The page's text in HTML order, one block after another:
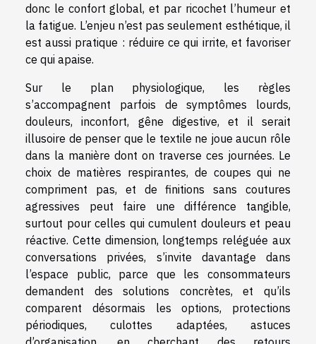
donc le confort global, et par ricochet l’humeur et
la fatigue. L’enjeu n’est pas seulement esthétique, il
est aussi pratique : réduire ce qui irrite, et favoriser
ce qui apaise.
Sur le plan physiologique, les règles
s’accompagnent parfois de symptômes lourds,
douleurs, inconfort, gêne digestive, et il serait
illusoire de penser que le textile ne joue aucun rôle
dans la manière dont on traverse ces journées. Le
choix de matières respirantes, de coupes qui ne
compriment pas, et de finitions sans coutures
agressives peut faire une différence tangible,
surtout pour celles qui cumulent douleurs et peau
réactive. Cette dimension, longtemps reléguée aux
conversations privées, s’invite davantage dans
l’espace public, parce que les consommateurs
demandent des solutions concrètes, et qu’ils
comparent désormais les options, protections
périodiques, culottes adaptées, astuces